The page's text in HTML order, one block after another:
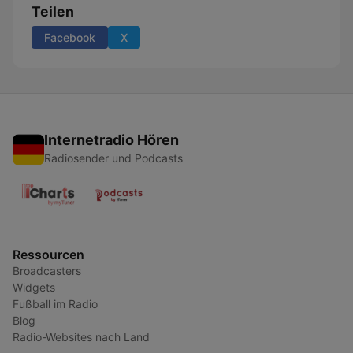
Teilen
Facebook X
Internetradio Hören
Radiosender und Podcasts
Ressourcen
Broadcasters
Widgets
Fußball im Radio
Blog
Radio-Websites nach Land